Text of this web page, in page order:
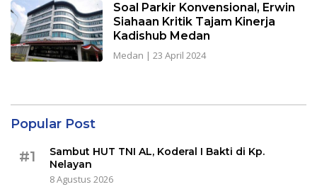
Soal Parkir Konvensional, Erwin
Siahaan Kritik Tajam Kinerja
Kadishub Medan
Medan | 23 April 2024
Popular Post
#1
Sambut HUT TNI AL, Koderal I Bakti di Kp.
Nelayan
8 Agustus 2026